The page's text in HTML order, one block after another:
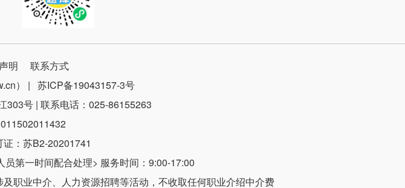
明
联系方式
） | 苏ICP备19043157-3号
303号 | 联系电话：025-86155263
：苏B2-20201741
第一时间配合处理> 服务时间：9:00-17:00
职业中介、人力资源招聘等活动，不收取任何职业介绍中介费